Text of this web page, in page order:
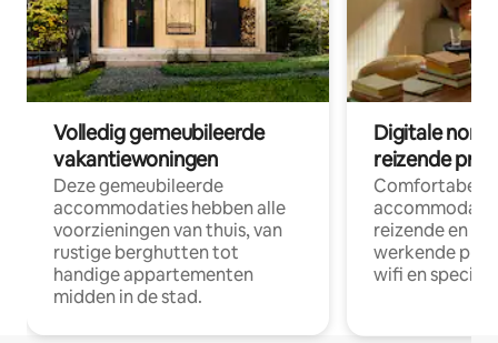
Volledig gemeubileerde
vakantiewoningen
Deze gemeubileerde
accommodaties hebben alle
voorzieningen van thuis, van
rustige berghutten tot
handige appartementen
midden in de stad.
Digitale
reizende
Comfortabele
reizende en
werkende
wifi en